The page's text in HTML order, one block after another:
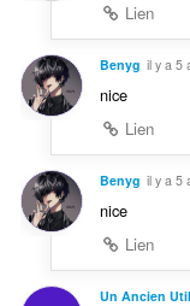
Lien
Benyg il y a 5
nice
Lien
Benyg il y a 5
nice
Lien
Un Ancien